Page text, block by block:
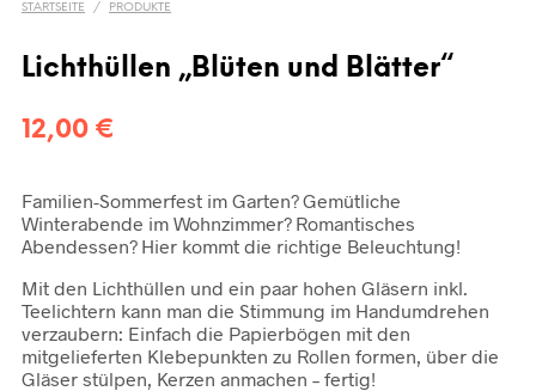
STARTSEITE / PRODUKTE
Lichthüllen „Blüten und Blätter“
12,00 €
Familien-Sommerfest im Garten? Gemütliche
Winterabende im Wohnzimmer? Romantisches
Abendessen? Hier kommt die richtige Beleuchtung!
Mit den Lichthüllen und ein paar hohen Gläsern inkl.
Teelichtern kann man die Stimmung im Handumdrehen
verzaubern: Einfach die Papierbögen mit den
mitgelieferten Klebepunkten zu Rollen formen, über die
Gläser stülpen, Kerzen anmachen – fertig!